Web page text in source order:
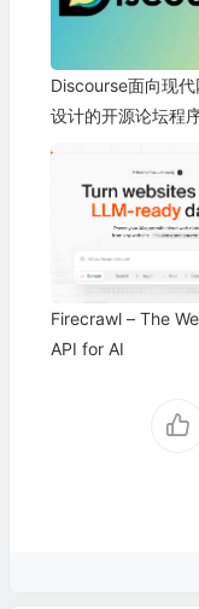
Discourse面向现代
设计的开源论坛程
Firecrawl – The
API for AI